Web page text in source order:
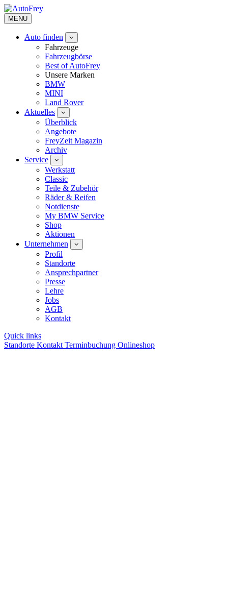
MENU
Auto finden
Fahrzeuge
Fahrzeugbörse
Best of AutoFrey
Unsere Marken
BMW
MINI
Land Rover
Aktuelles
Überblick
Angebote
FreyZeit Magazin
Archiv
Service
Werkstatt
Classic
Teile & Zubehör
Räder & Reifen
Notdienste
My BMW Service
Shop
Aktionen
Unternehmen
Profil
Standorte
Ansprechpartner
Presse
Lehre
Jobs
AGB
Kontakt
Quick links
Standorte Kontakt Terminbuchung Onlineshop